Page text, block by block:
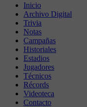
Inicio
Archivo Digital
Trivia
Notas
Campañas
Historiales
Estadios
Jugadores
Técnicos
Récords
Videoteca
Contacto